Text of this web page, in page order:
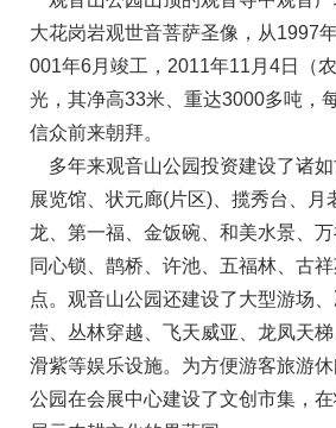
大花岗岩观世音菩萨圣像，从1997
001年6月竣工，2011年11月4日（
光，其净高33米、重达3000多吨，
信众前来朝拜。
多年来观音山公园投资建设了诸
展览馆、状元廊(片区)、揽秀台、月
龙、第一福、金饭碗、和美水景、万
同心锁、鹊桥、许池、五福林、古
点。观音山公园还建设了大型游场
营、丛林穿越、飞天威亚、龙凤天
滑紫等娱乐设施。为方便游客旅游
公园在会展中心建设了文创市集，